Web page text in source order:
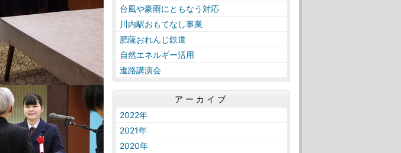
台風や豪雨にともなう対応
川内駅おもてなし事業
肥薩おれんじ鉄道
自然エネルギー活用
進路講演会
アーカイブ
2022年
2021年
2020年